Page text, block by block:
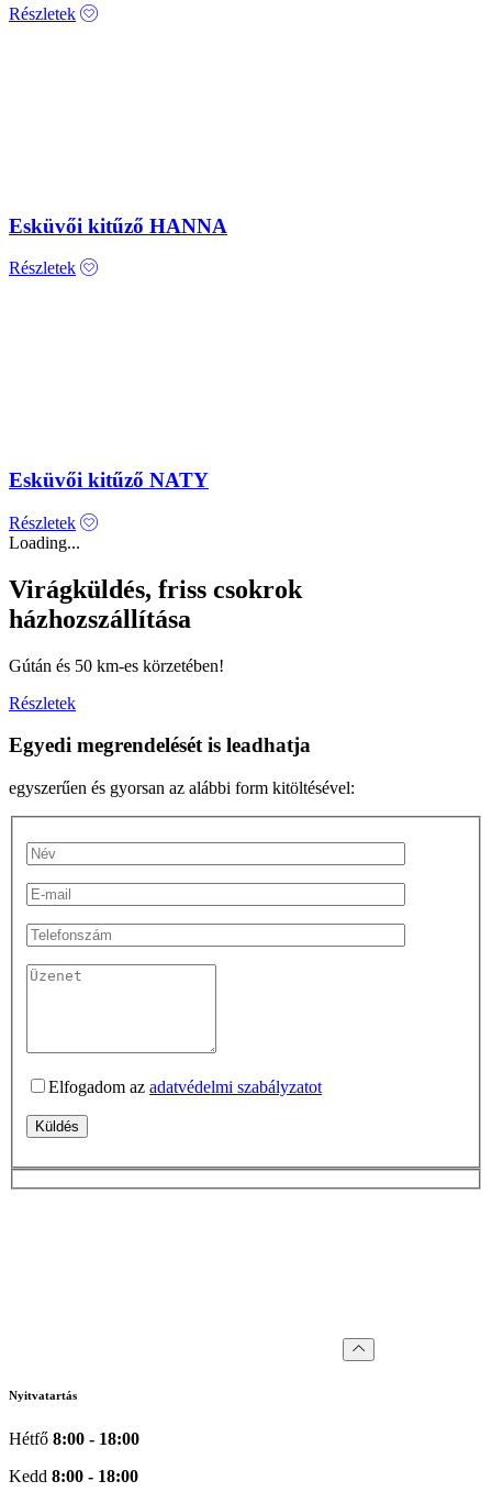
Részletek
Esküvői kitűző HANNA
Részletek
Esküvői kitűző NATY
Részletek
Loading...
Virágküldés, friss csokrok
házhozszállítása
Gútán és 50 km-es körzetében!
Részletek
Egyedi megrendelését is leadhatja
egyszerűen és gyorsan az alábbi form kitöltésével:
Elfogadom az adatvédelmi szabályzatot
Küldés
Nyitvatartás
Hétfő 8:00 - 18:00
Kedd 8:00 - 18:00